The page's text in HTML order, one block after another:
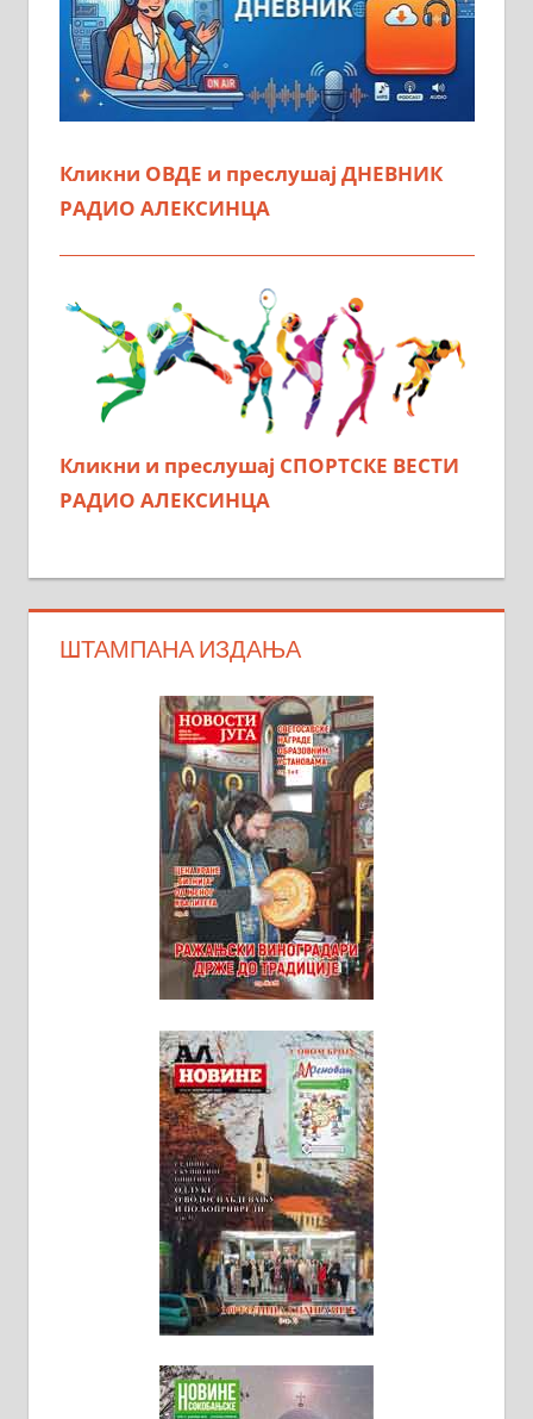
Кликни ОВДЕ и преслушај ДНЕВНИК
РАДИО АЛЕКСИНЦА
Кликни и преслушај СПОРТСКЕ ВЕСТИ
РАДИО АЛЕКСИНЦА
ШТАМПАНА ИЗДАЊА